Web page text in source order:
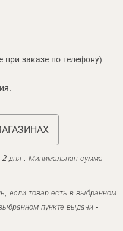
заказе по телефону)
2 дня . Минимальная сумма
если товар есть в выбранном
пункте выдачи -